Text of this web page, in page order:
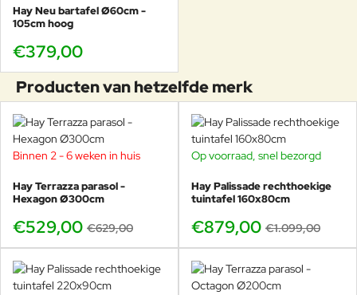
Hay Neu bartafel Ø60cm -
105cm hoog
€379,00
Producten van hetzelfde merk
-16%
Binnen 2 - 6 weken in huis
Hay Terrazza parasol -
Hexagon Ø300cm
€529,00 €629,00
-20%
Op voorraad, snel bezorgd
Hay Palissade rechthoekige
tuintafel 160x80cm
€879,00 €1.099,00